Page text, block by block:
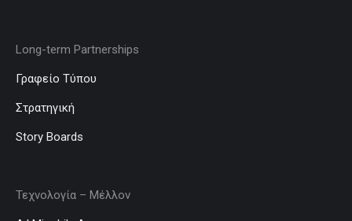
Long-term Partnerships
Γραφείο Τύπου
Στρατηγική
Story Boards
Τεχνολογία – Μέλλον